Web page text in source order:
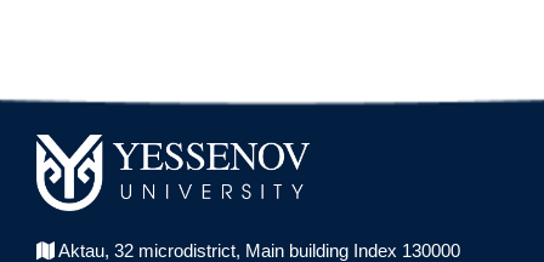
Aktau, 32 microdistrict, Main building Index 130000